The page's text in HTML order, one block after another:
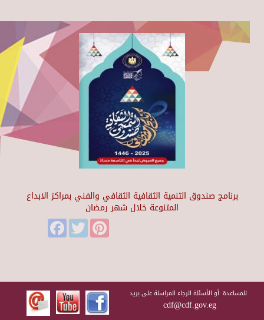
برنامج صندوق التنمية الثقافية الثقافي والفني بمراكز الابداع
المتنوعة خلال شهر رمضان
FacebookTwitter
للمساعدة أو الأسئلة الرجاء المراسلة على بريد
cdf@cdf.gov.eg